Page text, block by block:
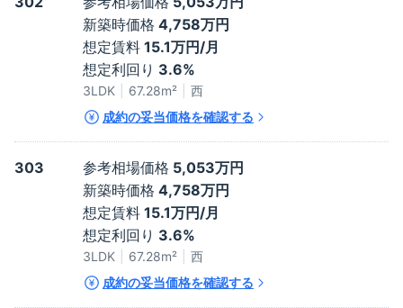
新築時価格 4,758万円
想定賃料 15.1万円/月
想定利回り 3.6%
3LDK 67.28m²
西
成約の妥当価格を確認する
303 参考相場価格 5,053万円
新築時価格 4,758万円
想定賃料 15.1万円/月
想定利回り 3.6%
3LDK 67.28m²
西
成約の妥当価格を確認する